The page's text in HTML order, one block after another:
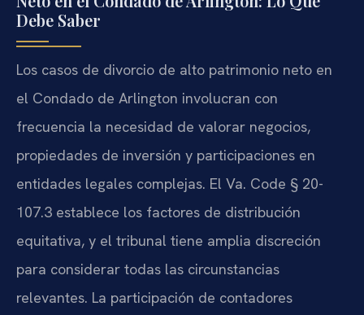
Debe Saber
Los casos de divorcio de alto patrimonio neto en
el Condado de Arlington involucran con
frecuencia la necesidad de valorar negocios,
propiedades de inversión y participaciones en
entidades legales complejas. El Va. Code § 20-
107.3 establece los factores de distribución
equitativa, y el tribunal tiene amplia discreción
para considerar todas las circunstancias
relevantes. La participación de contadores